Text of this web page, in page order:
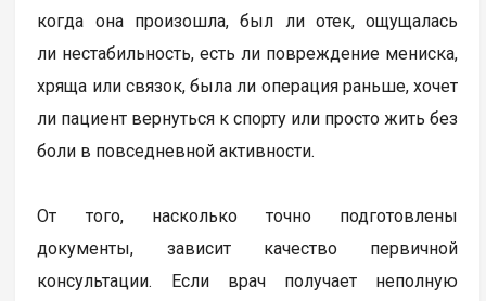
когда она произошла, был ли отек, ощущалась
ли нестабильность, есть ли повреждение мениска,
хряща или связок, была ли операция раньше, хочет
ли пациент вернуться к спорту или просто жить без
боли в повседневной активности.
От того, насколько точно подготовлены
документы, зависит качество первичной
консультации. Если врач получает неполную